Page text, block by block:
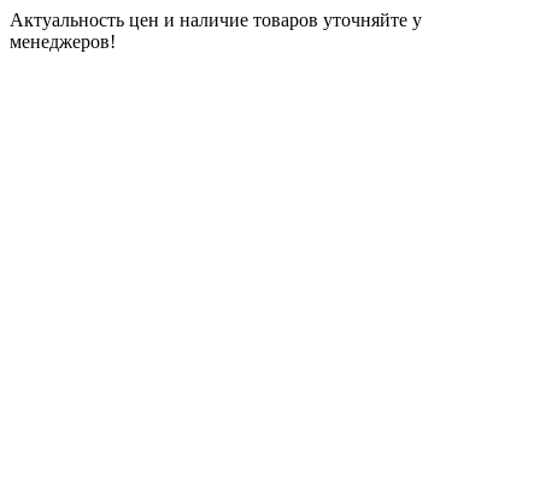
Актуальность цен и наличие товаров уточняйте у
менеджеров!